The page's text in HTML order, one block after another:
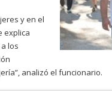
y en el
explica
los
analizó el funcionario.